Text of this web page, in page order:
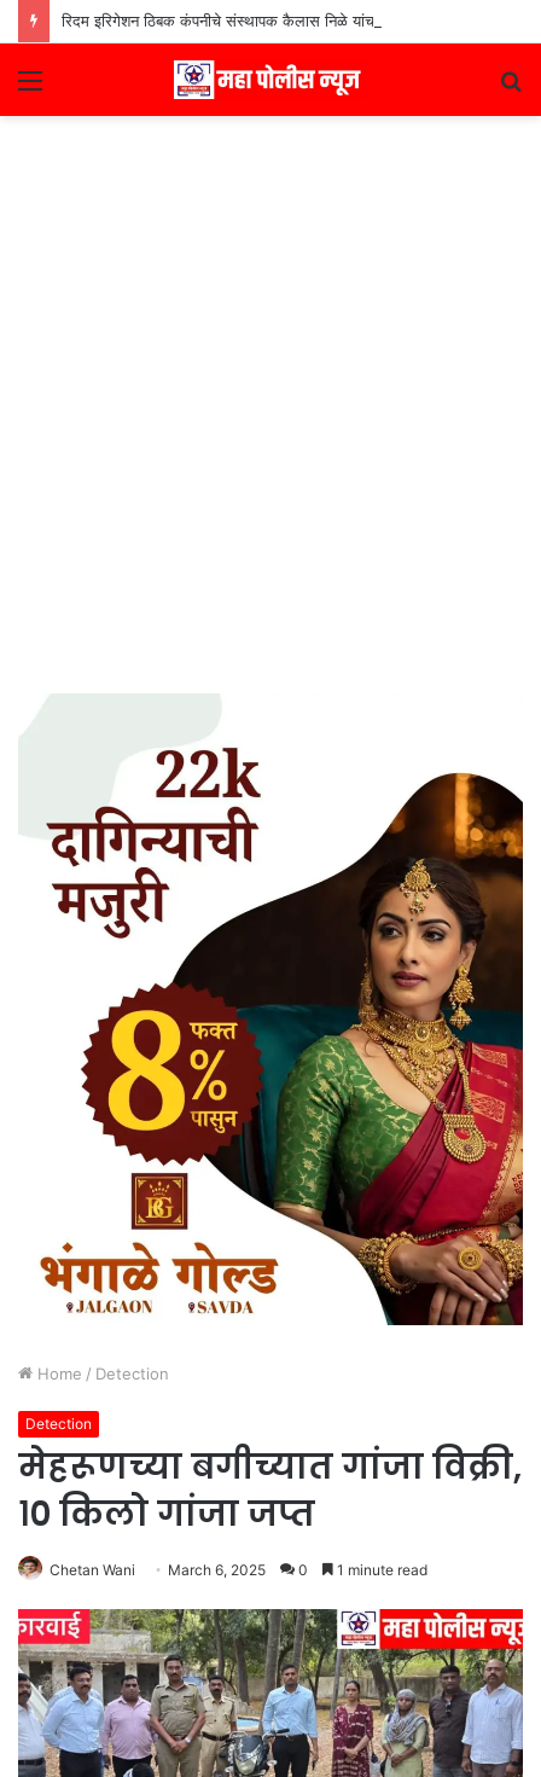
Menu
Home / Detection
Detection
मेहरूणच्या बगीच्यात गांजा विक्री,
१० किलो गांजा जप्त
Chetan Wani March 6, 2025 0 1 minute read